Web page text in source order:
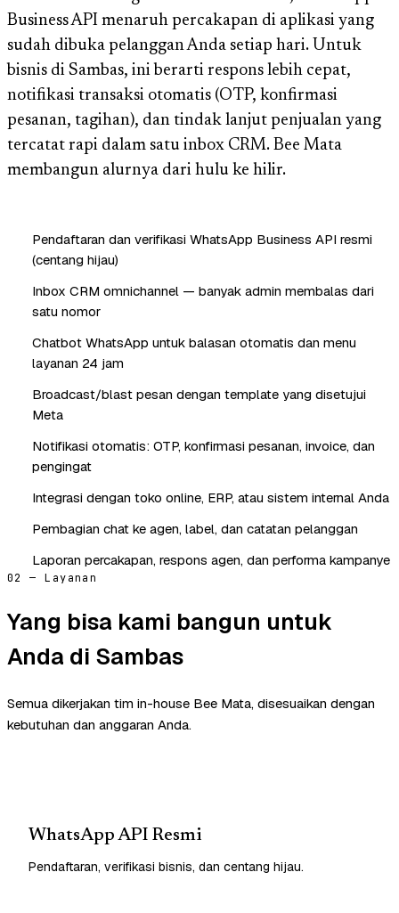
Business API menaruh percakapan di aplikasi yang
sudah dibuka pelanggan Anda setiap hari. Untuk
bisnis di Sambas, ini berarti respons lebih cepat,
notifikasi transaksi otomatis (OTP, konfirmasi
pesanan, tagihan), dan tindak lanjut penjualan yang
tercatat rapi dalam satu inbox CRM. Bee Mata
membangun alurnya dari hulu ke hilir.
Pendaftaran dan verifikasi WhatsApp Business API resmi
(centang hijau)
Inbox CRM omnichannel — banyak admin membalas dari
satu nomor
Chatbot WhatsApp untuk balasan otomatis dan menu
layanan 24 jam
Broadcast/blast pesan dengan template yang disetujui
Meta
Notifikasi otomatis: OTP, konfirmasi pesanan, invoice, dan
pengingat
Integrasi dengan toko online, ERP, atau sistem internal Anda
Pembagian chat ke agen, label, dan catatan pelanggan
Laporan percakapan, respons agen, dan performa kampanye
02 — Layanan
Yang bisa kami bangun untuk
Anda di Sambas
Semua dikerjakan tim in-house Bee Mata, disesuaikan dengan
kebutuhan dan anggaran Anda.
WhatsApp API Resmi
Pendaftaran, verifikasi bisnis, dan centang hijau.